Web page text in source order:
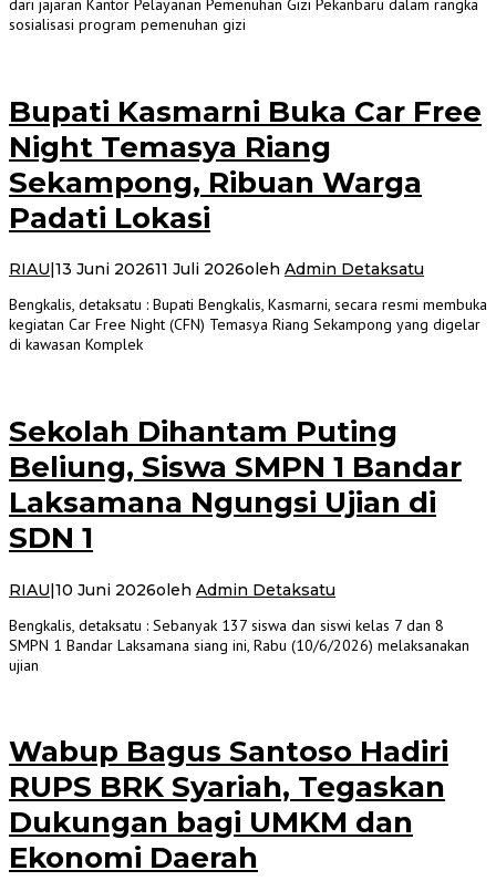
dari jajaran Kantor Pelayanan Pemenuhan Gizi Pekanbaru dalam rangka
sosialisasi program pemenuhan gizi
Bupati Kasmarni Buka Car Free
Night Temasya Riang
Sekampong, Ribuan Warga
Padati Lokasi
RIAU 13 Juni 202611 Juli 2026oleh Admin Detaksatu
Bengkalis, detaksatu : Bupati Bengkalis, Kasmarni, secara resmi membuka
kegiatan Car Free Night (CFN) Temasya Riang Sekampong yang digelar
di kawasan Komplek
Sekolah Dihantam Puting
Beliung, Siswa SMPN 1 Bandar
Laksamana Ngungsi Ujian di
SDN 1
RIAU|10 Juni 2026oleh Admin Detaksatu
Bengkalis, detaksatu : Sebanyak 137 siswa dan siswi kelas 7 dan 8
SMPN 1 Bandar Laksamana siang ini, Rabu (10/6/2026) melaksanakan
ujian
Wabup Bagus Santoso Hadiri
RUPS BRK Syariah, Tegaskan
Dukungan bagi UMKM dan
Ekonomi Daerah